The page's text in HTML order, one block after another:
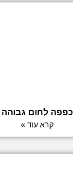
כפפה לחום גבוהה
קרא עוד »